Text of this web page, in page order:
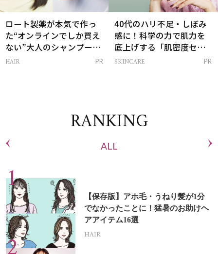
ロート製薬が本気で作っ
た“オンラインでしか買え
ない”大人のシャンプー＆
トリートメントって？
HAIR PR
40代のハリ不足・しぼみ
感に！科学の力で肌力を
底上げする「肌密度セラ
ム」
SKINCARE PR
RANKING
ALL
【保存版】アホ毛・うねり髪が1分
でなかったことに！猛暑のお助けヘ
アアイテム16選
HAIR